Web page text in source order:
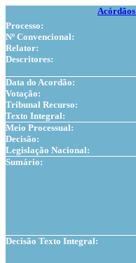
Processo:
Nº Convencional:
Relator:
Descritores:
Data do Acordão:
Votação:
Tribunal Recurso:
Texto Integral:
Meio Processual:
Decisão:
Legislação Nacional:
Sumário:
Decisão Texto Integral: